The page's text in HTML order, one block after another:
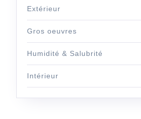
Extérieur
Gros oeuvres
Humidité & Salubrité
Intérieur